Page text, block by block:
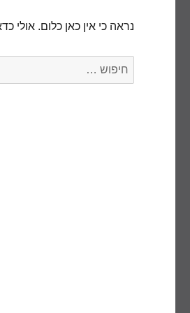
נראה כי אין כאן כלום. אולי
חפש: